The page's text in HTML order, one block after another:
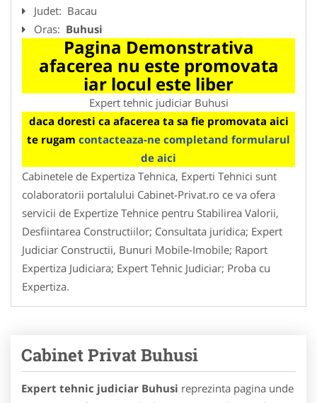
Judet: Bacau
Oras: Buhusi
Pagina Demonstrativa
afacerea nu este promovata
iar locul este liber
Expert tehnic judiciar Buhusi
daca doresti ca afacerea ta sa fie promovata aici
te rugam contacteaza-ne completand formularul
de aici
Cabinetele de Expertiza Tehnica, Experti Tehnici sunt
colaboratorii portalului Cabinet-Privat.ro ce va ofera
servicii de Expertize Tehnice pentru Stabilirea Valorii,
Desfiintarea Constructiilor; Consultata juridica; Expert
Judiciar Constructii, Bunuri Mobile-Imobile; Raport
Expertiza Judiciara; Expert Tehnic Judiciar; Proba cu
Expertiza.
Cabinet Privat Buhusi
Expert tehnic judiciar Buhusi reprezinta pagina unde